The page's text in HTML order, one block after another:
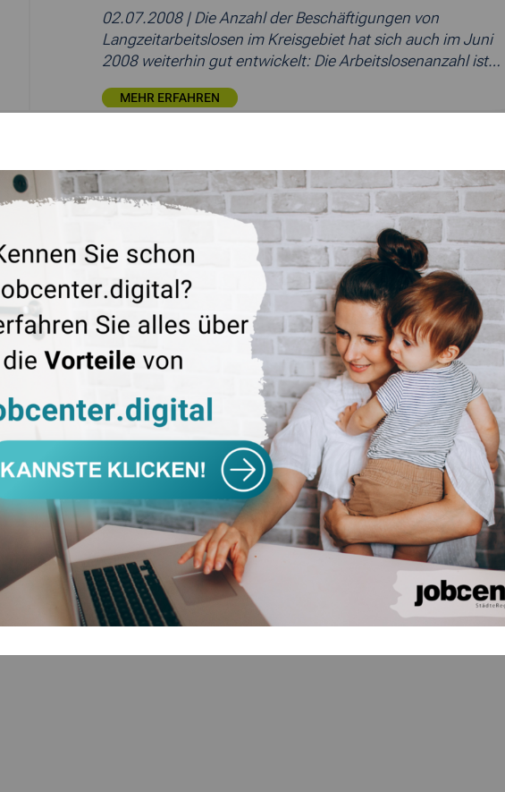
02.07.2008 | Die Anzahl der Beschäftigungen von
Langzeitarbeitslosen im Kreisgebiet hat sich auch im Juni
2008 weiterhin gut entwickelt: Die Arbeitslosenanzahl ist…
MEHR ERFAHREN
Langzeitarbeitslosen in Stolberg auf
niedrigstem Stand seit Einführung von
HartzIV
| Die Anzahl der Beschäftigungen von
Langzeitarbeitslosen in Stolberg hat sich auch im Juni
2008 weiterhin gut entwickelt: Die Arbeitslosigkeit in…
MEHR ERFAHREN